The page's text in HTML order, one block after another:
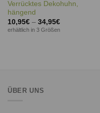
Verrücktes Dekohuhn,
hängend
10,95€– 34,95€
erhältlich in 3 Größen
ÜBER UNS